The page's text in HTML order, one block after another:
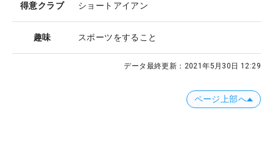
得意クラブ ショートアイアン
趣味 スポーツをすること
データ最終更新： 2021年5月30日 12:29
ページ上部へ